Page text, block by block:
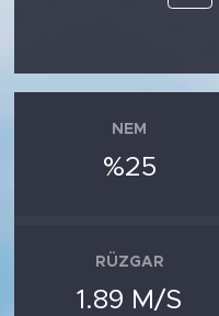
NEM
%25
RÜZGAR
1.89 M/S